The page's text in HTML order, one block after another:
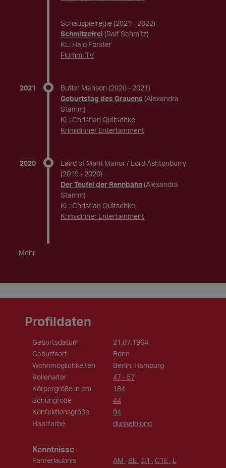
Schauspielregie (2021 - 2022)
Schmitzefrei (Ralf Schmitz)
KL: Hajo Förster
Flummi TV
2021 Butler Manson (2020 - 2021)
Geburtstag des Grauens (Alexandra
Stamm)
KL: Christian Quitschke
Krimidinner Entertainment
2020
Laird of Mant Manor / Lord Ashtonburry
(2019 - 2020)
Der Teufel der Rennbahn (Alexandra
Stamm)
KL: Christian Quitschke
Krimidinner Entertainment
Mehr
Profildaten
Geburtsdatum
21.07.1964
Geburtsort
Bonn
Wohnmöglichkeiten
Berlin, Hamburg
Rollenalter
47 - 57
Körpergröße in cm
184
Schuhgröße
44
Konfektionsgröße
94
Haarfarbe
dunkelblond
Kenntnisse
Fahrerlaubnis AM , BE , C1 , C1E , L